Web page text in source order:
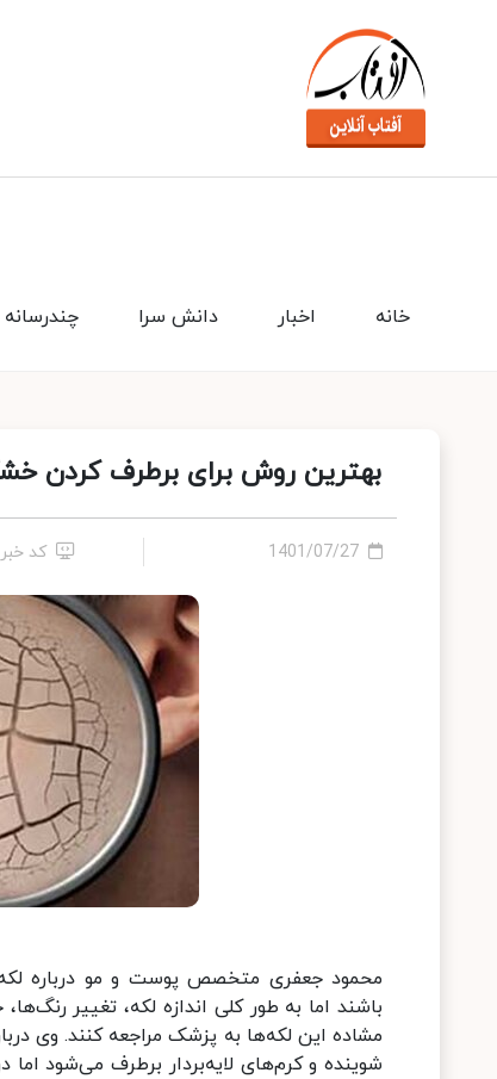
دانش سرا اخبار خانه
بهترین روش برای برطرف کردن
1401/07/27 کد خبر :
محمود جعفری متخصص پوست و مو درباره
باشند اما به طور کلی اندازه لکه، تغییر
مشاده این لکه‌ها به پزشک مراجعه کنند. وی
شوینده و کرم‌های لایه‌بردار برطرف می‌شود